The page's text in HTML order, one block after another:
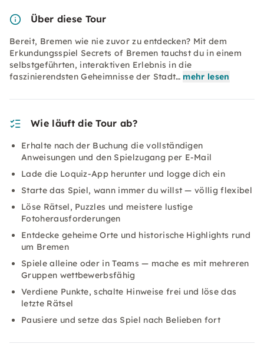
Über diese Tour
Bereit, Bremen wie nie zuvor zu entdecken? Mit dem
Erkundungsspiel Secrets of Bremen tauchst du in einem
selbstgeführten, interaktiven Erlebnis in die
faszinierendsten Geheimnisse der Stadt… mehr lesen
Wie läuft die Tour ab?
Erhalte nach der Buchung die vollständigen
Anweisungen und den Spielzugang per E-Mail
Lade die Loquiz-App herunter und logge dich ein
Starte das Spiel, wann immer du willst — völlig flexibel
Löse Rätsel, Puzzles und meistere lustige
Fotoherausforderungen
Entdecke geheime Orte und historische Highlights rund
um Bremen
Spiele alleine oder in Teams — mache es mit mehreren
Gruppen wettbewerbsfähig
Verdiene Punkte, schalte Hinweise frei und löse das
letzte Rätsel
Pausiere und setze das Spiel nach Belieben fort